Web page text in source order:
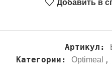
Добавить в
Артикул:
Категории:
Optimeal ,